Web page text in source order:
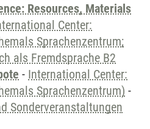
Resources, Materials
Center:
Sprachenzentrum;
als Fremdsprache B2
- International Center:
Sprachenzentrum) -
Sonderveranstaltungen